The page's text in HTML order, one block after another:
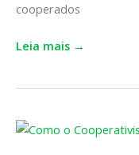
cooperados
Leia mais →
História